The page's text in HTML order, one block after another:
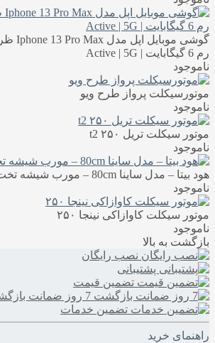
رم 6 گیگابایت | Active | 5G
ناموجود
موتورسیکلت پرواز طرح ویو
ناموجود
موتور سیکلت تریل t2 ۲۵۰
ناموجود
هود بیتا – مدل ساینا 80cm – مورب شیشه تخت کلید مکانیکی
ناموجود
موتور سیکلت کاوازاکی نینجا ۲۵۰
ناموجود
بازگشت به بالا
نصب رایگان
پشتیبانی
تضمین قیمت
تضمین خدمات
راهنمای خرید